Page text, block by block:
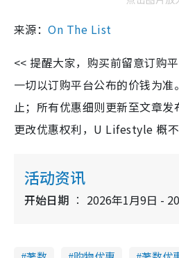
来源：On The List
<< 提醒大家，购买前留意订购
一切以订购平台公布的价钱为准
止；所有优惠细则更新至文章发
更改优惠权利，U Lifestyle 概
活动资讯
开始日期 2026年1月9日 -